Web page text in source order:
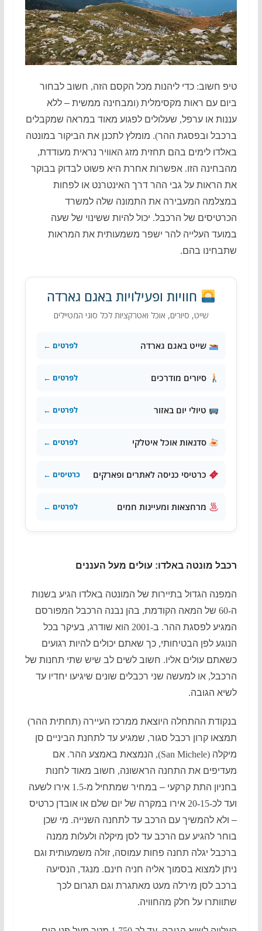
טיפ חשוב: כדי ליהנות מכל הקסם הזה, חשוב לבחור
ביום עם ראות מקסימלית (ומבחינה ממשית – ללא
עננות או ערפל, שעלולים לפגוע מאוד במראה שמקבלים
ברכבל ובפסגת ההר). מומלץ לתכנן את הביקור במונטה
באלדו לימים בהם תחזית מזג האוויר נראית מעודדת,
מהבחינה הזו. אפשרות אחרת היא פשוט לבדוק בבוקר
את הראות על גבי ההר דרך האינטרנט או לפחות
במצלמה המעבירה את התמונה שלה למשרד
הכרטיסים של הרכבל. יכול להיות ששינוי של שעה
במועד העלייה להר ישפר משמעותית את המראות
שתבחינו בהם.
חוויות ופעילויות באגם גארדה
שייט, סיורים, אוכל ואטרקציות לכל סוגי המטיילים
שייט באגם גארדה לפרטים ←
סיורים מודרכים לפרטים ←
טיולי יום באזור לפרטים ←
סדנאות אוכל איטלקי לפרטים ←
כרטיסי כניסה לאתרים ופארקים כרטיסים ←
מרחצאות ומעיינות חמים לפרטים ←
רכבל מונטה באלדו: עולים מעל העננים
המפנה הגדול בתיירות של המונטה באלדו הגיע בשנות
ה-60 של המאה הקודמת, בהן נבנה הרכבל המפורסם
המגיע לפסגת ההר. ב-2001 הוא שודרג, בעיקר בכל
הנוגע לפן הבטיחותי, כך שאתם יכולים להיות רגועים
כשאתם עולים אליו. חשוב לשים לב שיש שתי תחנות של
הרכבל, או למעשה שני רכבלים שונים שיגיעו יחדיו עד
לשיא הגובה.
בנקודת ההתחלה היוצאת ממרכז העיירה (תחתית ההר)
תמצאו קרון רכבל סגור, שמגיע עד לתחנת הביניים סן
מיקלה (San Michele), הנמצאת באמצע ההר. אם
מעדיפים את התחנה הראשונה, חשוב מאוד לחנות
בחניון התת קרקעי – במחיר שמתחיל מ-1.5
אירו לשעה
ועד לכ-20-15
אירו במקרה של יום שלם או אובדן כרטיס
– ולא להמשיך עם הרכב עד לתחנה השנייה. מי שכן
בוחר להגיע עם הרכב עד לסן מיקלה ולעלות ממנה
ברכבל יגלה תחנה פחות עמוסה, זולה משמעותית וגם
ניתן למצוא בסמוך אליה חניה חינם. מנגד, הנסיעה
ברכב לסן מירלה מעט מאתגרת וגם תגרום לכך
שתוותרו על חלק מהחוויה.